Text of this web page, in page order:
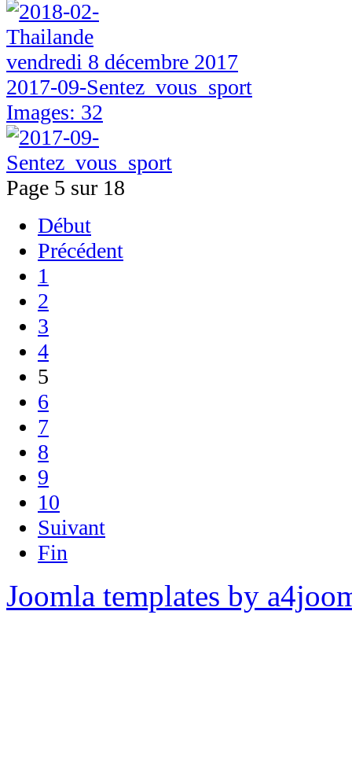
vendredi 8 décembre 2017
2017-09-Sentez_vous_sport
Images: 32
Page 5 sur 18
Début
Précédent
1
2
3
4
5
6
7
8
9
10
Suivant
Fin
Joomla templates by